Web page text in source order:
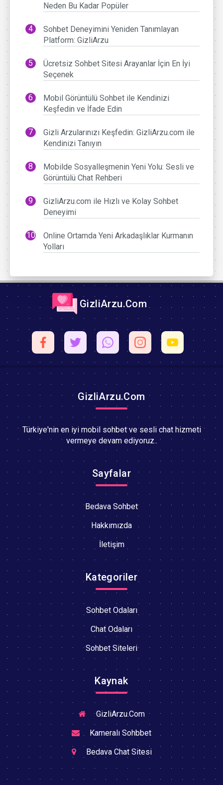
Neden Bu Kadar Popüler
Sohbet Deneyimini Yeniden Tanımlayan
Platform: GizliArzu
Ücretsiz Sohbet Sitesi Arayanlar İçin En İyi
Seçenek
Mobil Görüntülü Sohbet ile Kendinizi
Keşfedin ve İfade Edin
Gizli Arzularınızı Keşfedin: GizliArzu.com ile
Kendinizi Tanıyın
Mobilde Sosyalleşmenin Yeni Yolu: Sesli ve
Görüntülü Chat Rehberi
GizliArzu.com ile Hızlı ve Kolay Sohbet
Deneyimi
Online Ortamda Yeni Arkadaşlıklar Kurmanın
Yolları
GizliArzu.Com
GizliArzu.Com
Türkiye'nin en iyi mobil sohbet ve sesli chat hizmeti
vermeye devam ediyoruz..
Sayfalar
Bedava Sohbet
Hakkımızda
İletişim
Kategoriler
Sohbet Odaları
Chat Odaları
Sohbet Siteleri
Kaynak
GizliArzu.Com
Kameralı Sohbbet
Bedava Chat Sitesi